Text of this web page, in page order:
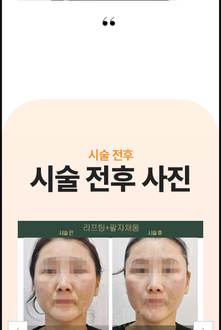
시술 전후
시술 전후 사진